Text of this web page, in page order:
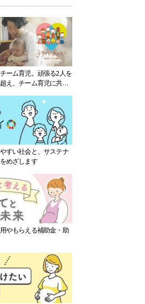
ーム育児。頑張る2人を
え、チーム育児に共感
すい社会と、サステナ
めざします
やもらえる補助金・助